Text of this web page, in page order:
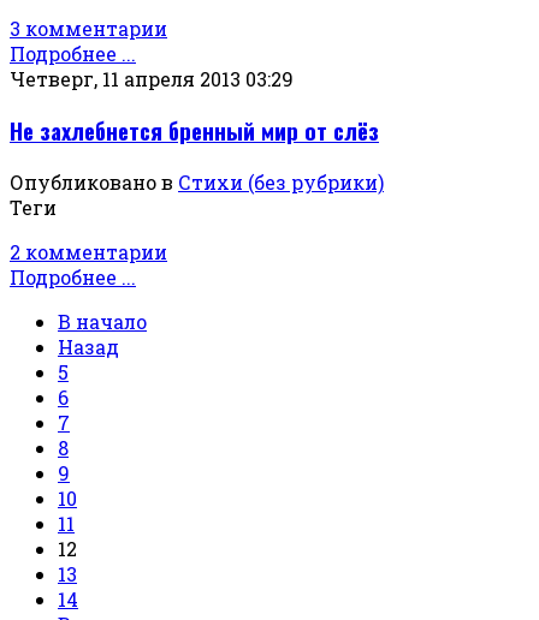
3 комментарии
Подробнее ...
Четверг, 11 апреля 2013 03:29
Не захлебнется бренный мир от слёз
Опубликовано в Стихи (без рубрики)
Теги
2 комментарии
Подробнее ...
В начало
Назад
5
6
7
8
9
10
11
12
13
14